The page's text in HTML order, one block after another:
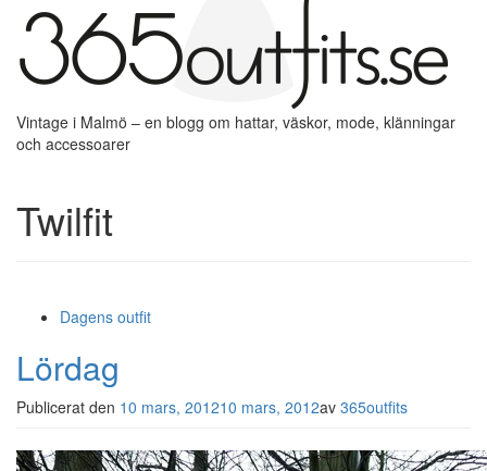
Vintage i Malmö – en blogg om hattar, väskor, mode, klänningar
och accessoarer
Twilfit
Dagens outfit
Lördag
Publicerat den 10 mars, 201210 mars, 2012av 365outfits